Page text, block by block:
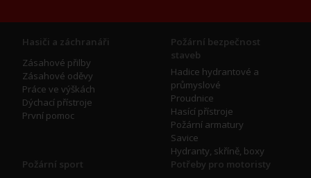
Hasiči a záchranáři
Zásahové přilby
Zásahové oděvy
Práce ve výškách
Dýchací přístroje
První pomoc
Požární bezpečnost
staveb
Hadice hydrantové a
průmyslové
Proudnice
Hasící přístroje
Požární armatury
Savice
Hydranty, skříně, boxy
Požární sport
Potřeby pro motoristy